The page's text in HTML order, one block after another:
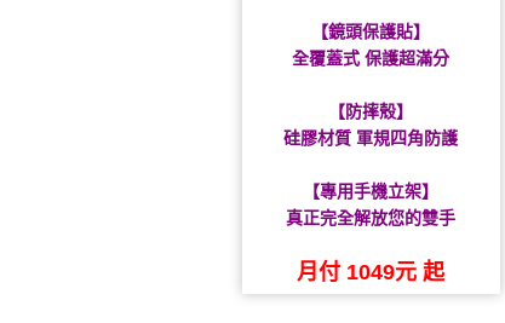
【鏡頭保護貼】
全覆蓋式 保護超滿分
【防摔殼】
硅膠材質 軍規四角防護
【專用手機立架】
真正完全解放您的雙手
月付 1049元 起